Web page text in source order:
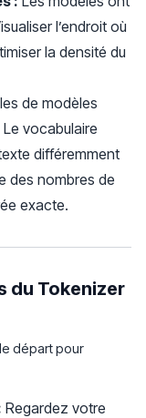
l’endroit où
la densité du
de modèles
vocabulaire
différemment
des nombres de
exacte.
du Tokenizer
départ pour
Regardez votre